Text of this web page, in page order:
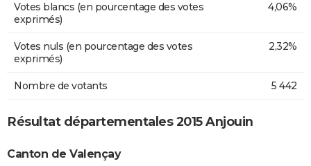
Votes blancs (en pourcentage des votes
exprimés)
4,06%
Votes nuls (en pourcentage des votes
exprimés)
2,32%
Nombre de votants 5 442
Résultat départementales 2015 Anjouin
Canton de Valençay